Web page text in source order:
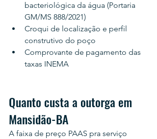
bacteriológica da água (Portaria
GM/MS 888/2021)
Croqui de localização e perfil
construtivo do poço
Comprovante de pagamento das
taxas INEMA
Quanto custa a outorga em
Mansidão-BA
A faixa de preço PAAS pra serviço